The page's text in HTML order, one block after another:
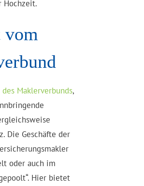
Hochzeit.
vom
des Maklerverbunds,
Die Geschäfte der
oder auch im
Hier bietet